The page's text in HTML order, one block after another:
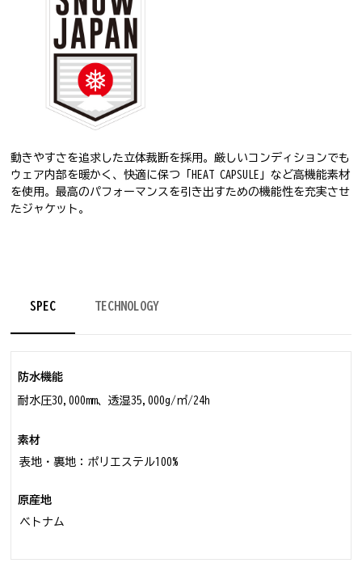
動きやすさを追求した立体裁断を採用。厳しいコンディションでも
ウェア内部を暖かく、快適に保つ「HEAT CAPSULE」など高機能素材
を使用。最高のパフォーマンスを引き出すための機能性を充実させ
たジャケット。
SPEC TECHNOLOGY
防水機能
耐水圧30,000mm、透湿35,000g/㎡/24h
素材
表地・裏地：ポリエステル100%
原産地
ベトナム